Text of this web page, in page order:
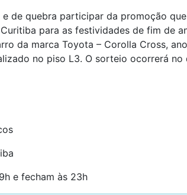
de quebra participar da promoção
para as festividades de fim de
da marca Toyota – Corolla Cross,
no piso L3. O sorteio ocorrerá no
e fecham às 23h